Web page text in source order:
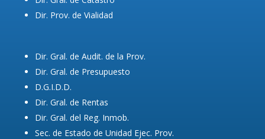
Dir. Prov. de Vialidad
Dir. Gral. de Audit. de la Prov.
Dir. Gral. de Presupuesto
D.G.I.D.D.
Dir. Gral. de Rentas
Dir. Gral. del Reg. Inmob.
Sec. de Estado de Unidad Ejec. Prov.